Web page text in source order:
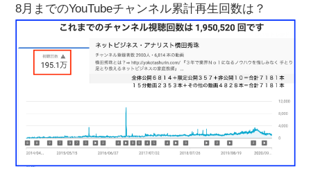
8月までのYouTubeチャンネル累計再生回数は？